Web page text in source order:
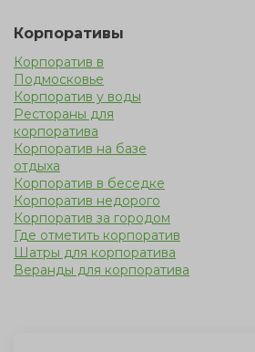
Корпоративы
Корпоратив в
Подмосковье
Корпоратив у воды
Рестораны для
корпоратива
Корпоратив на базе
отдыха
Корпоратив в беседке
Корпоратив недорого
Корпоратив за городом
Где отметить корпоратив
Шатры для корпоратива
Веранды для корпоратива